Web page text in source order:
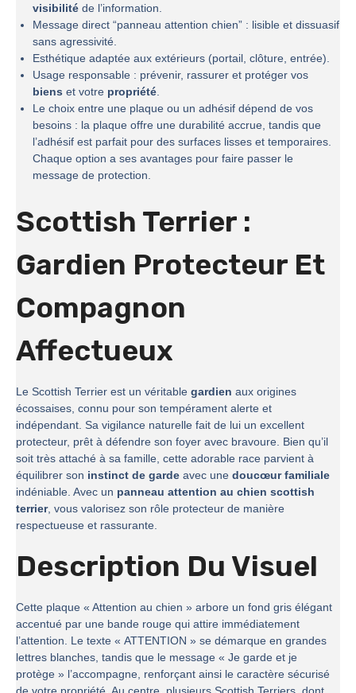
visibilité de l’information.
Message direct “panneau attention chien” : lisible et dissuasif
sans agressivité.
Esthétique adaptée aux extérieurs (portail, clôture, entrée).
Usage responsable : prévenir, rassurer et protéger vos
biens et votre propriété.
Le choix entre une plaque ou un adhésif dépend de vos
besoins : la plaque offre une durabilité accrue, tandis que
l’adhésif est parfait pour des surfaces lisses et temporaires.
Chaque option a ses avantages pour faire passer le
message de protection.
Scottish Terrier :
Gardien Protecteur Et
Compagnon
Affectueux
Le Scottish Terrier est un véritable gardien aux origines
écossaises, connu pour son tempérament alerte et
indépendant. Sa vigilance naturelle fait de lui un excellent
protecteur, prêt à défendre son foyer avec bravoure. Bien qu’il
soit très attaché à sa famille, cette adorable race parvient à
équilibrer son instinct de garde avec une doucœur familiale
indéniable. Avec un panneau attention au chien scottish
terrier, vous valorisez son rôle protecteur de manière
respectueuse et rassurante.
Description Du Visuel
Cette plaque « Attention au chien » arbore un fond gris élégant
accentué par une bande rouge qui attire immédiatement
l’attention. Le texte « ATTENTION » se démarque en grandes
lettres blanches, tandis que le message « Je garde et je
protège » l’accompagne, renforçant ainsi le caractère sécurisé